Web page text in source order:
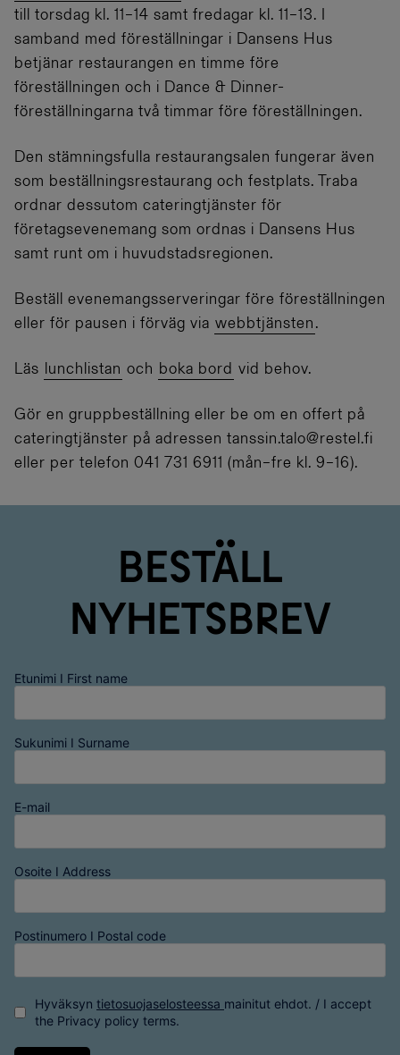
till torsdag kl. 11–14 samt fredagar kl. 11–13. I
samband med föreställningar i Dansens Hus
betjänar restaurangen en timme före
föreställningen och i Dance & Dinner-
föreställningarna två timmar före föreställningen.
Den stämningsfulla restaurangsalen fungerar även
som beställningsrestaurang och festplats. Traba
ordnar dessutom cateringtjänster för
företagsevenemang som ordnas i Dansens Hus
samt runt om i huvudstadsregionen.
Beställ evenemangsserveringar före föreställningen
eller för pausen i förväg via webbtjänsten .
Läs lunchlistan och boka bord vid behov.
Gör en gruppbeställning eller be om en offert på
cateringtjänster på adressen tanssin.talo@restel.fi
eller per telefon 041 731 6911 (mån–fre kl. 9–16).
Beställ
nyhetsbrev
Etunimi I First name
Sukunimi I Surname
E-mail
Osoite I Address
Postinumero I Postal code
Hyväksyn tietosuojaselosteessa mainitut ehdot. / I accept
the Privacy policy terms.